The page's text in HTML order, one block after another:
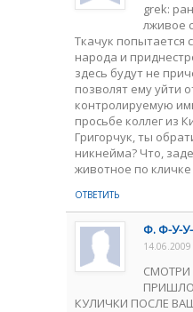
grek:
лживое
Ткачук попытается
народа и
здесь будут не
позволят ему уйти
контролируемую
просьбе коллег из
Григорчук, ты
никнейма? Что,
животное по
ОТВЕТИТЬ
Ф. Ф-У-
СМОТРИ
КУЛИЧКИ ПОСЛЕ